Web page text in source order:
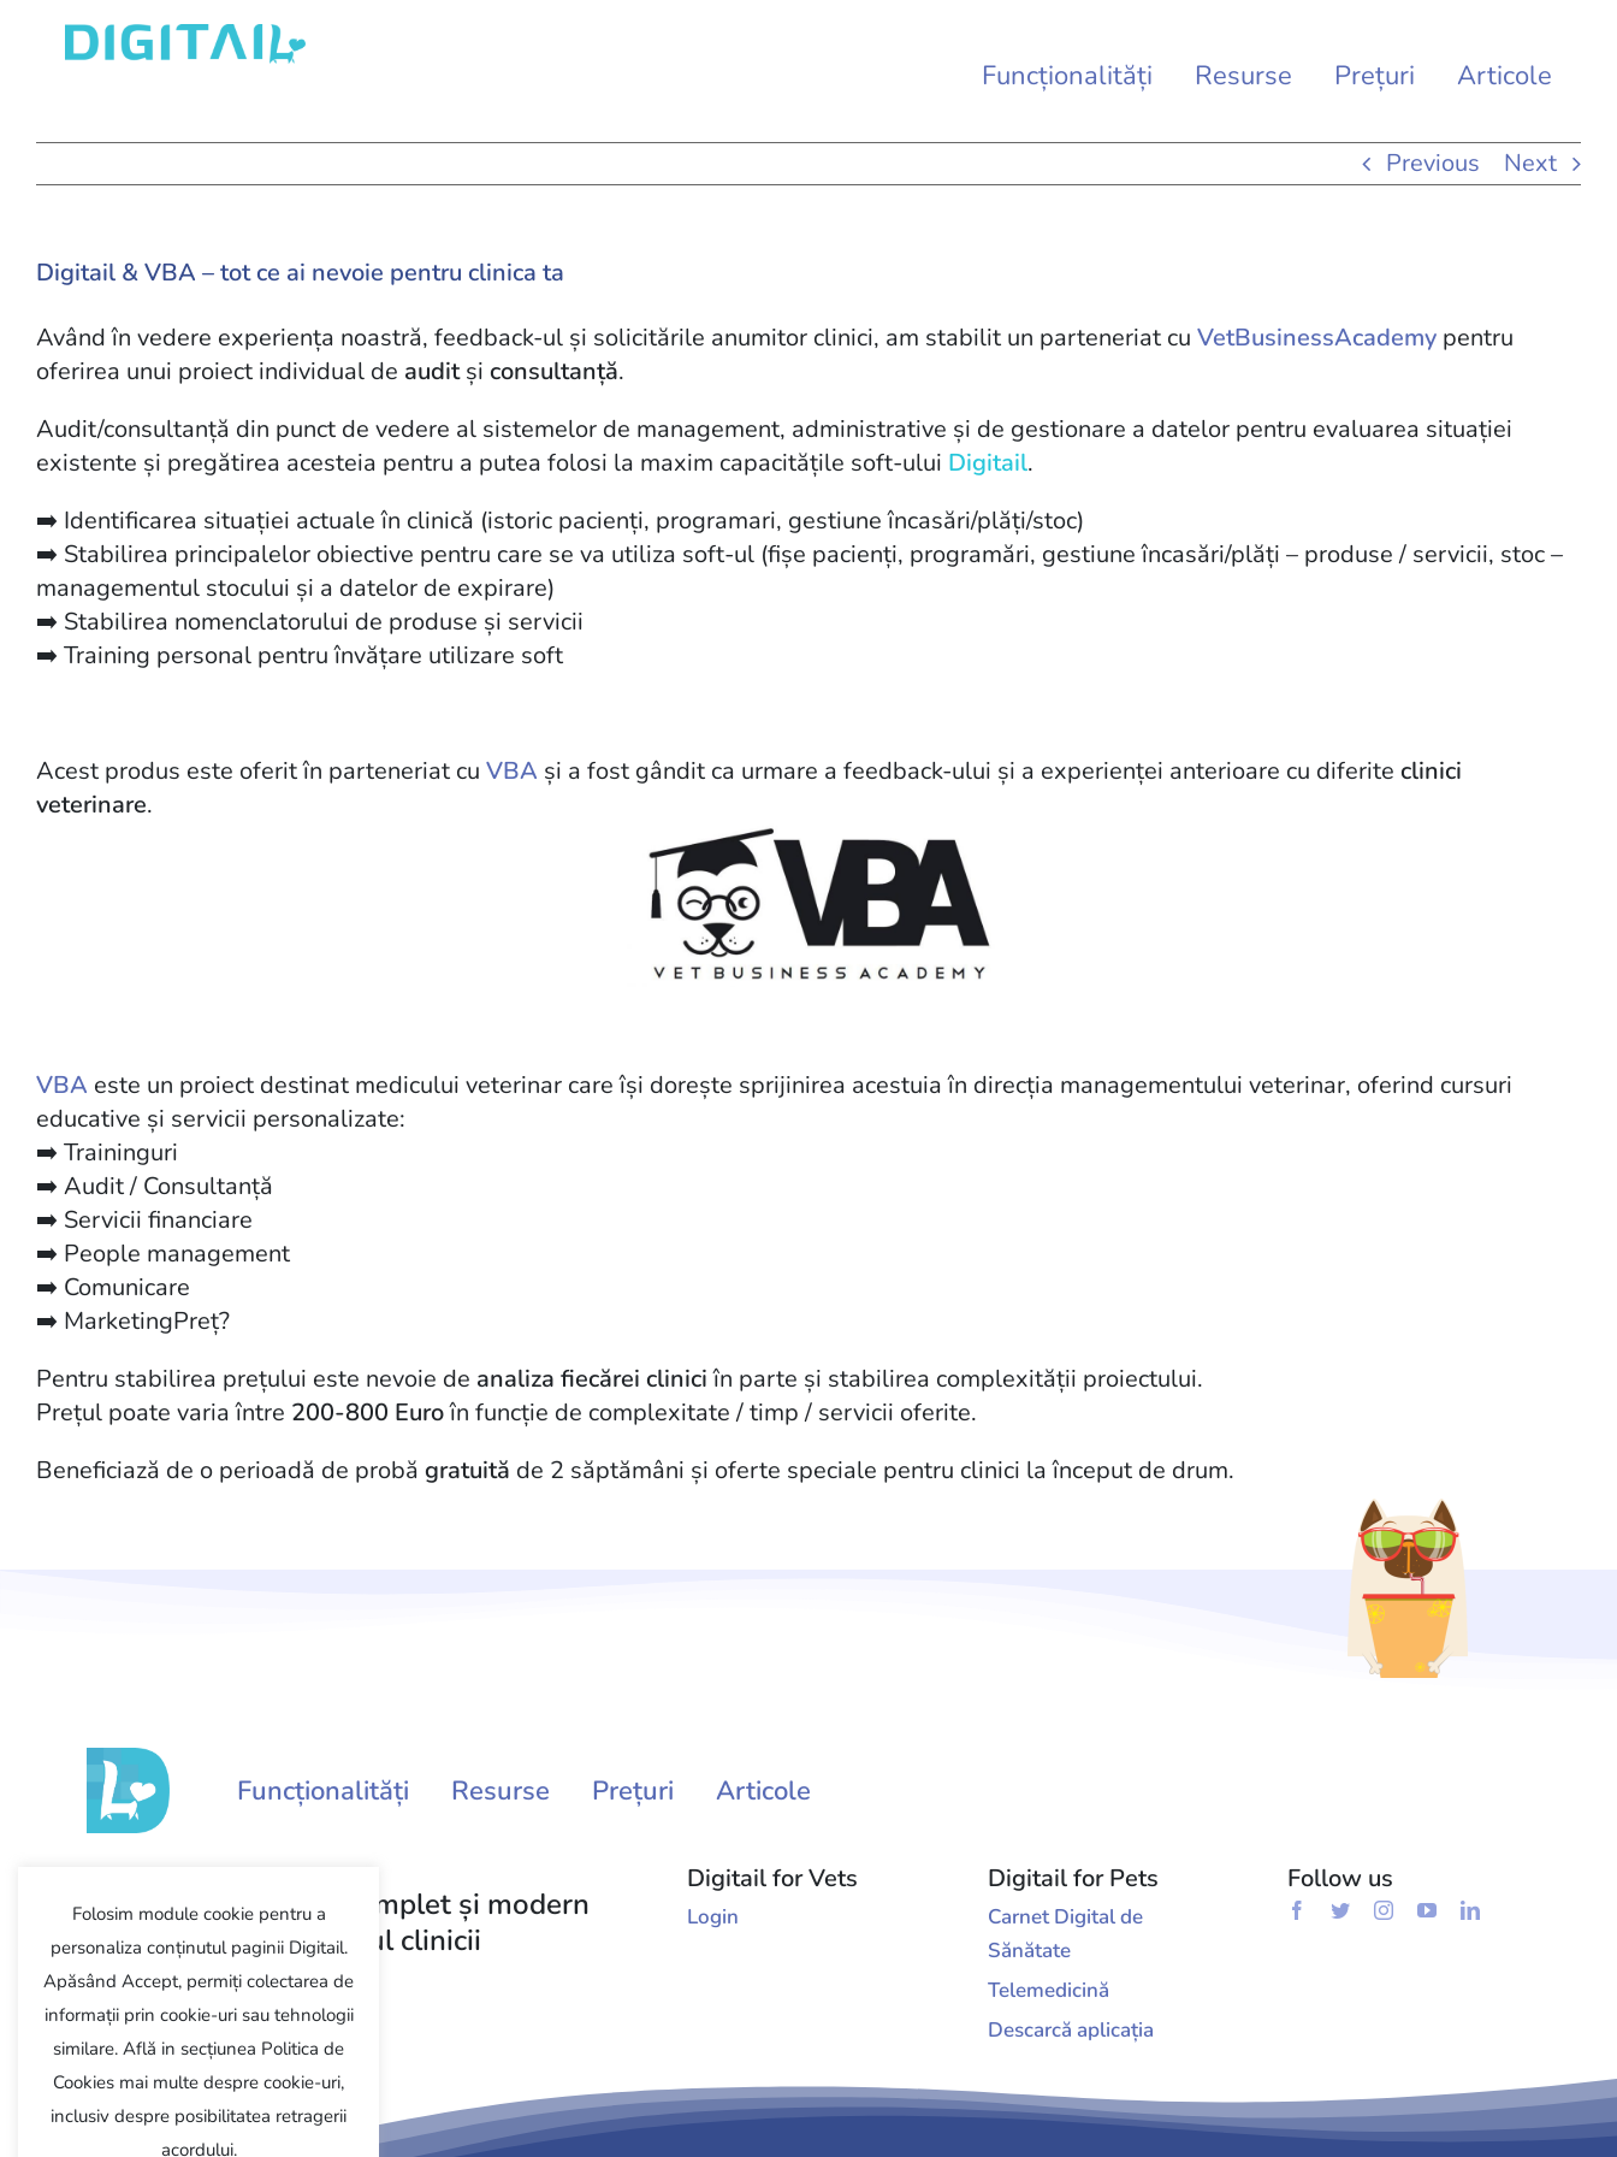
Funcționalități Resurse Prețuri Articole
Previous Next
Digitail & VBA – tot ce ai nevoie pentru clinica ta
Având în vedere experiența noastră, feedback-ul și solicitările anumitor clinici, am stabilit un parteneriat cu VetBusinessAcademy pentru
oferirea unui proiect individual de auditși consultanță.
Audit/consultanță din punct de vedere al sistemelor de management, administrative și de gestionare a datelor pentru evaluarea situației
existente și pregătirea acesteia pentru a putea folosi la maxim capacitățile soft-ului Digitail.
➡️ Identificarea situației actuale în clinică (istoric pacienți, programari, gestiune încasări/plăți/stoc)
➡️ Stabilirea principalelor obiective pentru care se va utiliza soft-ul (fișe pacienți, programări, gestiune încasări/plăți – produse / servicii, stoc –
managementul stocului și a datelor de expirare)
➡️ Stabilirea nomenclatorului de produse și servicii
➡️ Training personal pentru învățare utilizare soft
Acest produs este oferit în parteneriat cu VBA și a fost gândit ca urmare a feedback-ului și a experienței anterioare cu diferite clinici
veterinare.
VBA este un proiect destinat medicului veterinar care își dorește sprijinirea acestuia în direcția managementului veterinar, oferind cursuri
educative și servicii personalizate:
➡️ Traininguri
➡️ Audit / Consultanță
➡️ Servicii financiare
➡️ People management
➡️ Comunicare
➡️ MarketingPreț?
Pentru stabilirea prețului este nevoie de analiza fiecărei cliniciîn parte și stabilirea complexității proiectului.
Prețul poate varia între 200-800 Euroîn funcție de complexitate / timp / servicii oferite.
Beneficiază de o perioadă de probă gratuită de 2 săptămâni și oferte speciale pentru clinici la început de drum.
Funcționalități Resurse Prețuri Articole
Software Veterinar complet și modern
pentru management-ul clinicii
Programează demo
Digitail for Vets
Login
Digitail for Pets
Carnet Digital de
Sănătate
Telemedicină
Descarcă aplicația
Follow us
Folosim module cookie pentru a
personaliza conținutul paginii Digitail.
Apăsând Accept, permiți colectarea de
informații prin cookie-uri sau tehnologii
similare. Află in secțiunea Politica de
Cookies mai multe despre cookie-uri,
inclusiv despre posibilitatea retragerii
acordului.